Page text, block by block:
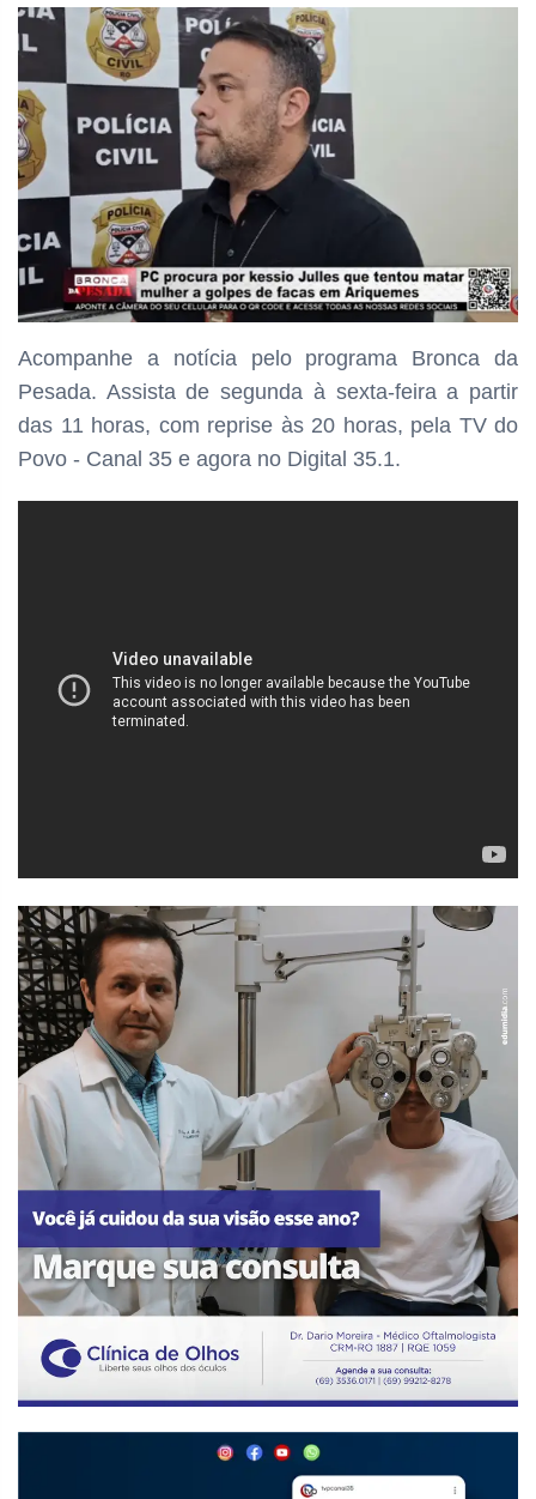
Acompanhe a notícia pelo programa Bronca da
Pesada. Assista de segunda à sexta-feira a partir
das 11 horas, com reprise às 20 horas, pela TV do
Povo - Canal 35 e agora no Digital 35.1.